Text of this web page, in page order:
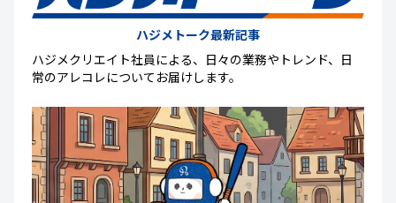
ハジメトーク最新記事
ハジメクリエイト社員による、日々の業務やトレンド、日
常のアレコレについてお届けします。